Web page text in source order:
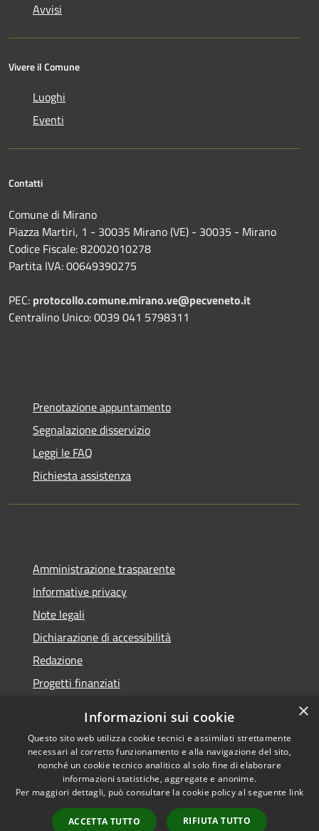
Avvisi
Vivere il Comune
Luoghi
Eventi
Contatti
Comune di Mirano
Piazza Martiri, 1 - 30035 Mirano (VE) - 30035 - Mirano
Codice Fiscale: 82002010278
Partita IVA: 00649390275
PEC: protocollo.comune.mirano.ve@pecveneto.it
Centralino Unico: 0039 041 5798311
Prenotazione appuntamento
Segnalazione disservizio
Leggi le FAQ
Richiesta assistenza
Amministrazione trasparente
Informative privacy
Note legali
Dichiarazione di accessibilità
Redazione
Progetti finanziati
RSS
Accessibilità
Privacy
Mappa del sito
Dichiarazione di
accessibilità• Copyright ©
2021 • Comune di Mirano
• Powered by
Municipium• Accesso
×
Informazioni sui cookie
Questo sito web utilizza cookie tecnici e assimilati strettamente
necessari al corretto funzionamento e alla navigazione del sito,
nonché un cookie tecnico analitico al solo fine di elaborare
informazioni statistiche, aggregate e anonime.
Per maggiori dettagli, può consultare la cookie policy al seguente link
ACCETTA TUTTO RIFIUTA TUTTO